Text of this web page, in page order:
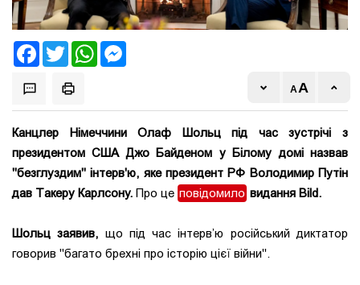
FacebookTwitter WhatsApp
Канцлер Німеччини Олаф Шольц під час зустрічі з
президентом США Джо Байденом у Білому домі назвав
"безглуздим" інтерв'ю, яке президент РФ Володимир Путін
дав Такеру Карлсону. Про це повідомило видання Bild.
Шольц заявив, що під час інтерв’ю російський диктатор
говорив "багато брехні про історію цієї війни".